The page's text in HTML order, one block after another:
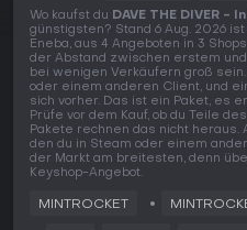
Wo kaufst du DAVE THE DIVER -
günstigsten? Stand 6 Aug. 2026
Eneba, aus 4 Angeboten in 3
der Abstand zwischen erstem
bei wenigen Verkäufern groß
oder einem anderen Client, und
sich vorher. Das ist ein Paket, es
Prüfe vor dem Kauf, ob du Teile
Pakete rechnen das nicht heraus.
den du in Steam oder einem
der Markt am breitesten, denn
Keyshop-Angebot.
MINTROCKET